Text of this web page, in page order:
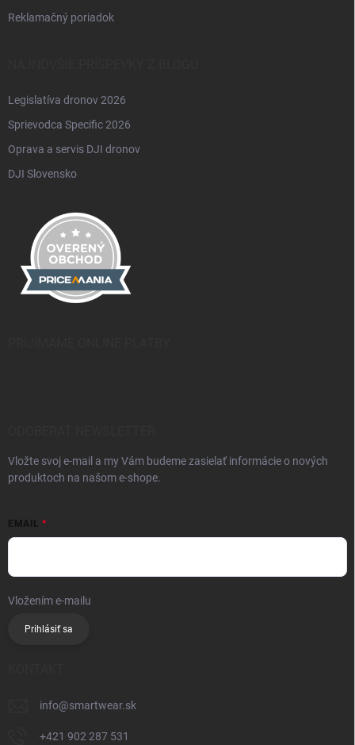
Reklamačný poriadok
Legislatíva dronov 2026
Sprievodca Specific 2026
Oprava a servis DJI dronov
DJI Slovensko
Vložte svoj e-mail a my Vám budeme zasielať informácie o nových
produktoch na našom e-shope.
EMAIL
Vložením e-mailu
Prihlásiť sa
info@smartwear.sk
+421 902 287 531